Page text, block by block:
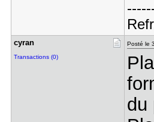
cyran
Transactions (0)
Posté le
du